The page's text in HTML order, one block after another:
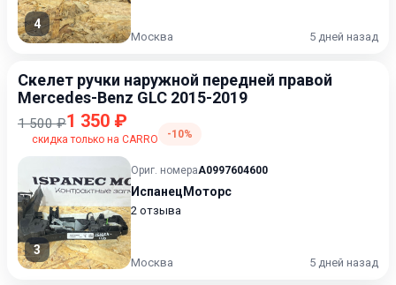
4
Москва 5 дней назад
Скелет ручки наружной передней правой
Mercedes-Benz GLC 2015-2019
1 500 ₽1 350 ₽
скидка только на CARRO -10%
3
Ориг. номераA0997604600
ИспанецМоторс
2 отзыва
Москва 5 дней назад